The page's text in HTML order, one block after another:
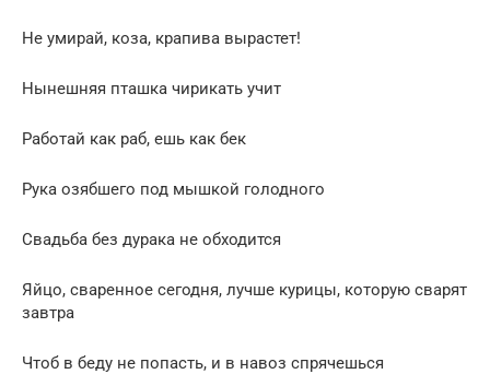
Не умирай, коза, крапива вырастет!
Нынешняя пташка чирикать учит
Работай как раб, ешь как бек
Рука озябшего под мышкой голодного
Свадьба без дурака не обходится
Яйцо, сваренное сегодня, лучше курицы, которую сварят
завтра
Чтоб в беду не попасть, и в навоз спрячешься